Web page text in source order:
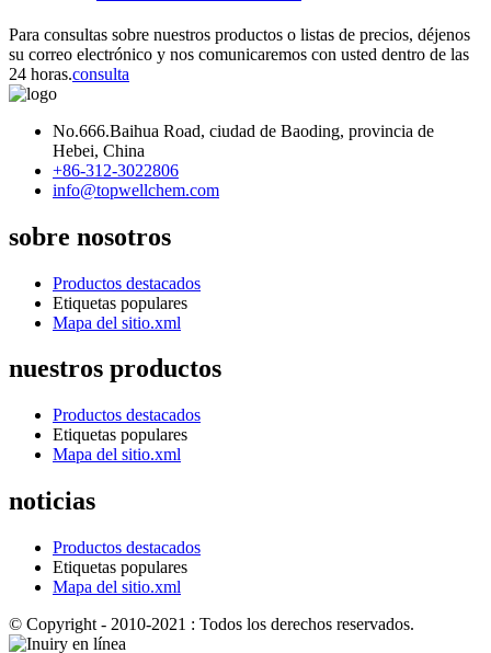
Para consultas sobre nuestros productos o listas de precios, déjenos
su correo electrónico y nos comunicaremos con usted dentro de las
24 horas.consulta
No.666.Baihua Road, ciudad de Baoding, provincia de
Hebei, China
+86-312-3022806
info@topwellchem.com
sobre nosotros
Productos destacados
Etiquetas populares
Mapa del sitio.xml
nuestros productos
Productos destacados
Etiquetas populares
Mapa del sitio.xml
noticias
Productos destacados
Etiquetas populares
Mapa del sitio.xml
© Copyright - 2010-2021 : Todos los derechos reservados.